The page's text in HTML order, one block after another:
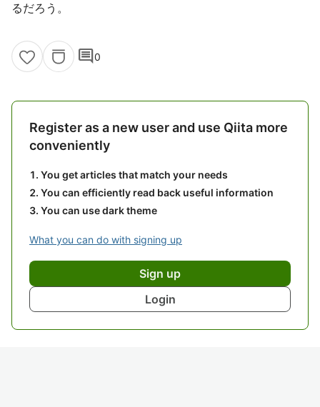
るだろう。
comment0
Register as a new user and use Qiita more
conveniently
You get articles that match your needs
You can efficiently read back useful information
You can use dark theme
What you can do with signing up
Sign up
Login